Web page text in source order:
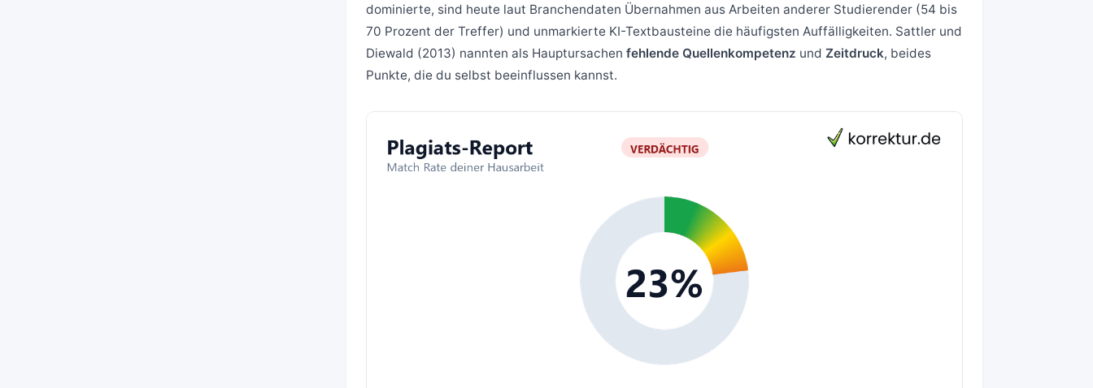
dominierte, sind heute laut Branchendaten Übernahmen aus Arbeiten anderer Studierender (54 bis
70 Prozent der Treffer) und unmarkierte KI-Textbausteine die häufigsten Auffälligkeiten. Sattler und
Diewald (2013) nannten als Hauptursachen fehlende Quellenkompetenz und Zeitdruck, beides
Punkte, die du selbst beeinflussen kannst.